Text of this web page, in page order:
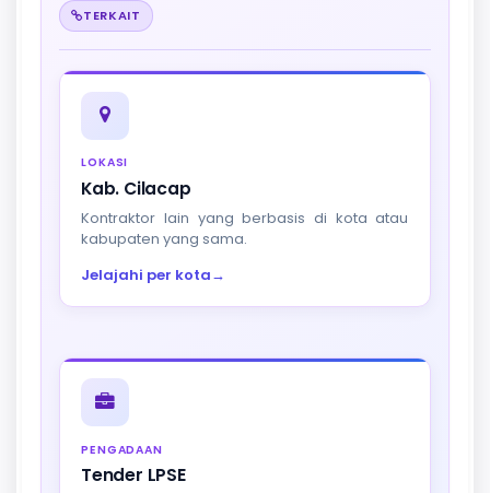
TERKAIT
LOKASI
Kab. Cilacap
Kontraktor lain yang berbasis di kota atau
kabupaten yang sama.
Jelajahi per kota→
PENGADAAN
Tender LPSE